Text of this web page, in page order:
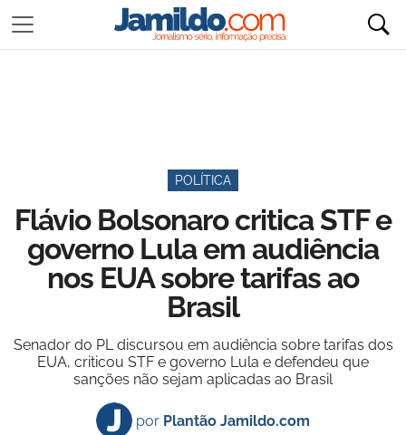
POLÍTICA
Flávio Bolsonaro critica STF e
governo Lula em audiência
nos EUA sobre tarifas ao
Brasil
Senador do PL discursou em audiência sobre tarifas dos
EUA, criticou STF e governo Lula e defendeu que
sanções não sejam aplicadas ao Brasil
por Plantão Jamildo.com